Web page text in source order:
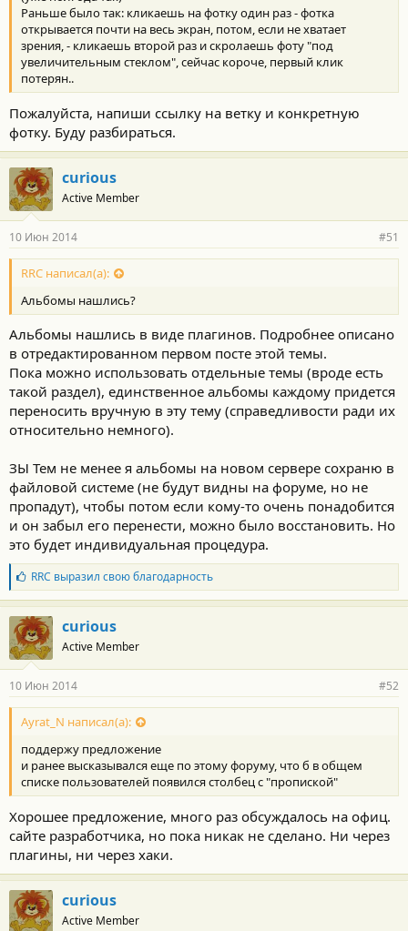
Раньше было так: кликаешь на фотку один раз - фотка
открывается почти на весь экран, потом, если не хватает
зрения, - кликаешь второй раз и скролаешь фоту "под
увеличительным стеклом", сейчас короче, первый клик
потерян..
Пожалуйста, напиши ссылку на ветку и конкретную
фотку. Буду разбираться.
curious
Active Member
10 Июн 2014 #51
RRC написал(а):
Альбомы нашлись?
Альбомы нашлись в виде плагинов. Подробнее описано
в отредактированном первом посте этой темы.
Пока можно использовать отдельные темы (вроде есть
такой раздел), единственное альбомы каждому придется
переносить вручную в эту тему (справедливости ради их
относительно немного).
ЗЫ Тем не менее я альбомы на новом сервере сохраню в
файловой системе (не будут видны на форуме, но не
пропадут), чтобы потом если кому-то очень понадобится
и он забыл его перенести, можно было восстановить. Но
это будет индивидуальная процедура.
Б
л
а
г
о
д
а
н
о
с
и
:
RRC выразил свою благодарность
curious
Active Member
10 Июн 2014 #52
Ayrat_N написал(а):
поддержу предложение
и ранее высказывался еще по этому форуму, что б в общем
списке пользователей появился столбец с "пропиской"
Хорошее предложение, много раз обсуждалось на офиц.
сайте разработчика, но пока никак не сделано. Ни через
плагины, ни через хаки.
curious
Active Member